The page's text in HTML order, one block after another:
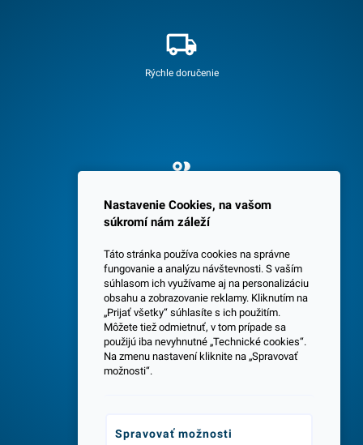
Rýchle doručenie
Spokojných 3600 zákazníkov
Centrála a predajňa v Senci
Nastavenie Cookies, na vašom
súkromí nám záleží
Táto stránka používa cookies na správne
fungovanie a analýzu návštevnosti. S vaším
súhlasom ich využívame aj na personalizáciu
obsahu a zobrazovanie reklamy. Kliknutím na
„Prijať všetky“ súhlasíte s ich použitím.
Môžete tiež odmietnuť, v tom prípade sa
použijú iba nevyhnutné „Technické cookies“.
Na zmenu nastavení kliknite na „Spravovať
možnosti“.
Spravovať možnosti